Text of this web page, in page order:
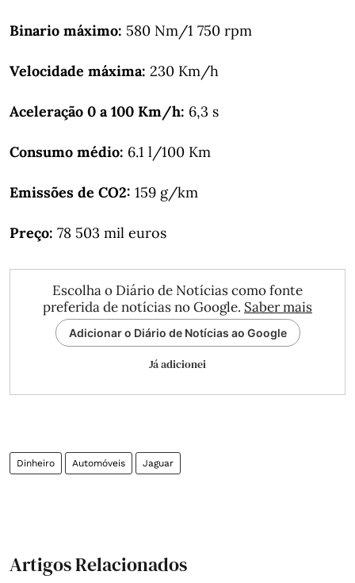
Binario máximo: 580 Nm/1 750 rpm
Velocidade máxima: 230 Km/h
Aceleração 0 a 100 Km/h: 6,3 s
Consumo médio: 6.1 l/100 Km
Emissões de CO2: 159 g/km
Preço: 78 503 mil euros
Escolha o Diário de Notícias como fonte
preferida de notícias no Google. Saber mais
Adicionar o Diário de Notícias ao Google
Já adicionei
Dinheiro Automóveis Jaguar
Artigos Relacionados